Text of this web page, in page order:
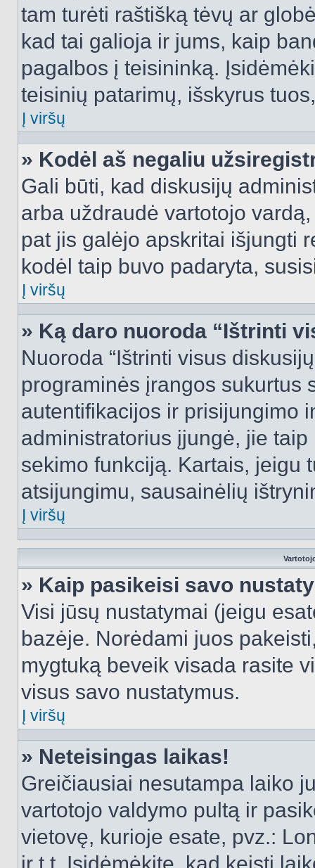
tam turėti raštišką tėvų ar
kad tai galioja ir jums, kaip
pagalbos į teisininką.
teisinių patarimų, išskyrus
Į viršų
» Kodėl aš negaliu
Gali būti, kad diskusijų
arba uždraudė vartotojo
pat jis galėjo apskritai išjungti
kodėl taip buvo padaryta,
Į viršų
» Ką daro nuoroda “Ištrinti
Nuoroda “Ištrinti visus
programinės įrangos sukurtus
autentifikacijos ir prisijungimo
administratorius įjungė, jie
sekimo funkciją. Kartais, jeigu
atsijungimu, sausainėlių
Į viršų
» Kaip pasikeisi savo
Visi jūsų nustatymai (jeigu
bazėje. Norėdami juos
mygtuką beveik visada rasite
visus savo nustatymus.
Į viršų
» Neteisingas laikas!
Greičiausiai nesutampa laiko
vartotojo valdymo pultą ir
vietovę, kurioje esate, pvz.: